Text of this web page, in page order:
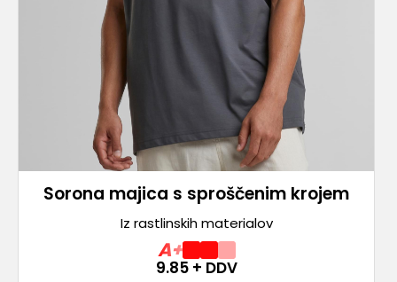
Sorona majica s sproščenim krojem
Iz rastlinskih materialov
A+
9.85+ DDV